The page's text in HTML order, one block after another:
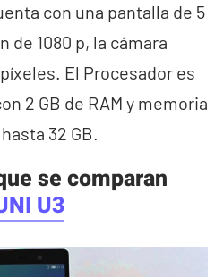
con una pantalla de 5
de 1080 p, la cámara
El Procesador es
2 GB de RAM y memoria
32 GB.
se comparan
U3